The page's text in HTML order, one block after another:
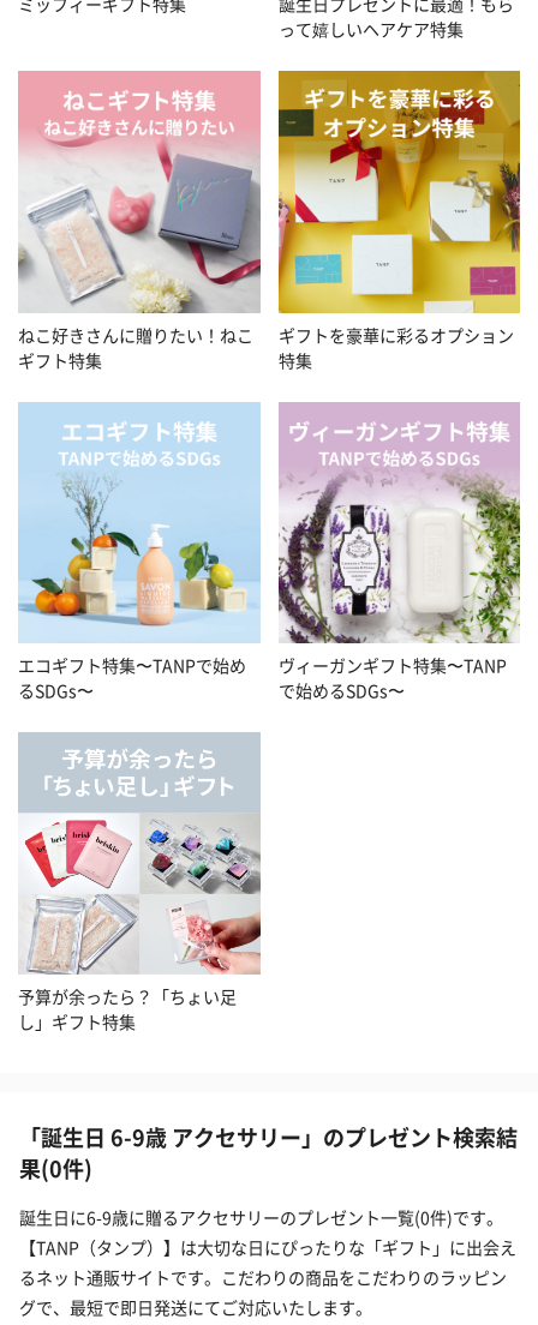
って嬉しいヘアケア特集
ねこ好きさんに贈りたい！ねこ
ギフト特集
ギフトを豪華に彩るオプション
特集
エコギフト特集〜TANPで始め
るSDGs〜
ヴィーガンギフト特集〜TANP
で始めるSDGs〜
予算が余ったら？「ちょい足
し」ギフト特集
「誕生日 6-9歳 アクセサリー」のプレゼント検索結
果(0件)
誕生日に6-9歳に贈るアクセサリーのプレゼント一覧(0件)です。
【TANP（タンプ）】は大切な日にぴったりな「ギフト」に出会え
るネット通販サイトです。こだわりの商品をこだわりのラッピン
グで、最短で即日発送にてご対応いたします。